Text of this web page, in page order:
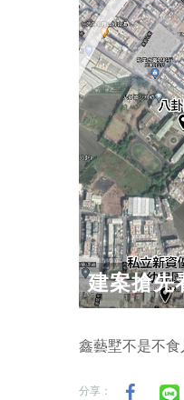
建案搶先
鑫藝墅不是不
分享：